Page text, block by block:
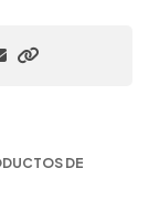
DE